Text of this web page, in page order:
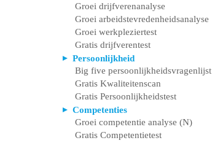
Groei drijfverenanalyse
Groei arbeidstevredenheidsanalyse
Groei werkpleziertest
Gratis drijfverentest
Persoonlijkheid
Big five persoonlijkheidsvragenlijst
Gratis Kwaliteitenscan
Gratis Persoonlijkheidstest
Competenties
Groei competentie analyse (N)
Gratis Competentietest